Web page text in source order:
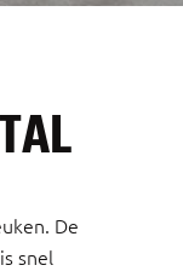
De
snel